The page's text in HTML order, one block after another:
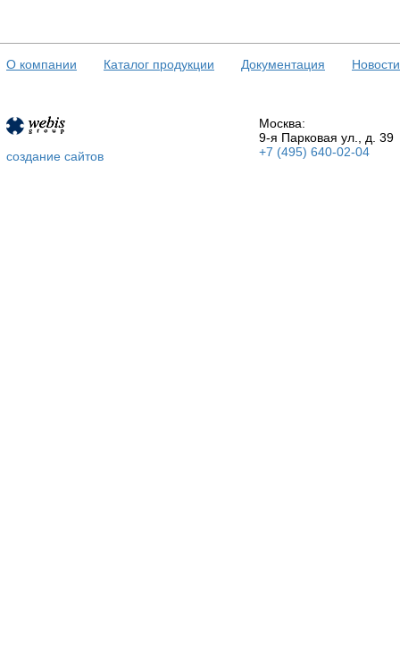
О компании Каталог продукции Документация Новости
создание сайтов
Москва:
9-я Парковая ул., д. 39
+7 (495) 640-02-04